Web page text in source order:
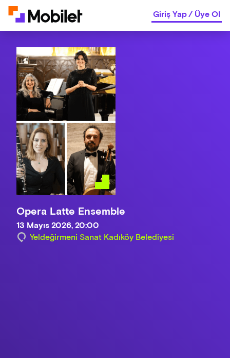
Giriş Yap/Üye Ol
Opera Latte Ensemble
13 Mayıs 2026, 20:00
Yeldeğirmeni Sanat Kadıköy Belediyesi